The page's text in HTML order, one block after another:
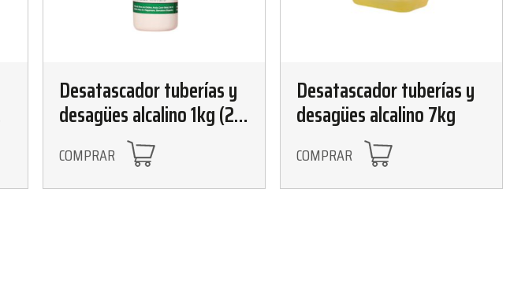
Desatascador tuberías y
desagües alcalino 1kg (20
unidades)
COMPRAR
Desatascador tuberías y
desagües alcalino 7kg
COMPRAR